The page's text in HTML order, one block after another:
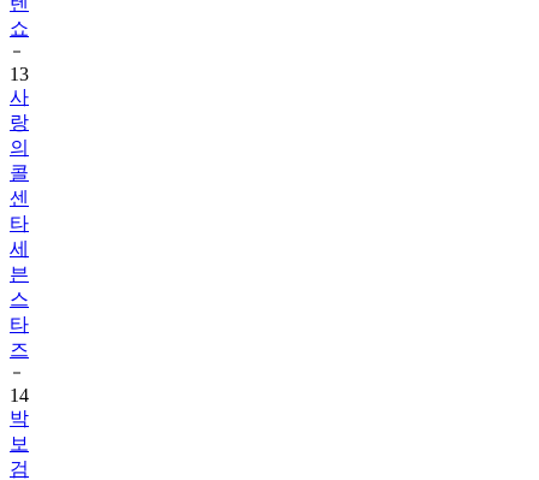
쇼
13
사
랑
의
콜
센
타
세
븐
스
타
즈
14
박
보
검